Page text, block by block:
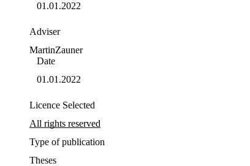
01.01.2022
Adviser
MartinZauner
Date
01.01.2022
Licence Selected
All rights reserved
Type of publication
Theses